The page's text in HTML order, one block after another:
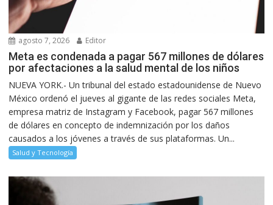
agosto 7, 2026 Editor
Meta es condenada a pagar 567 millones de dólares
por afectaciones a la salud mental de los niños
NUEVA YORK.- Un tribunal del estado estadounidense de Nuevo
México ordenó el jueves al gigante de las redes sociales Meta,
empresa matriz de Instagram y Facebook, pagar 567 millones
de dólares en concepto de indemnización por los daños
causados a los jóvenes a través de sus plataformas. Un...
Salud y Tecnología